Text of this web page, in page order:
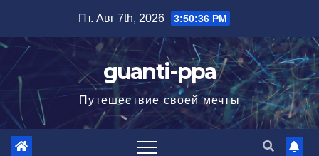
содержимому
Пт. Авг 7th, 2026 3:50:37 PM
guanti-ppa
Путешествие своей мечты